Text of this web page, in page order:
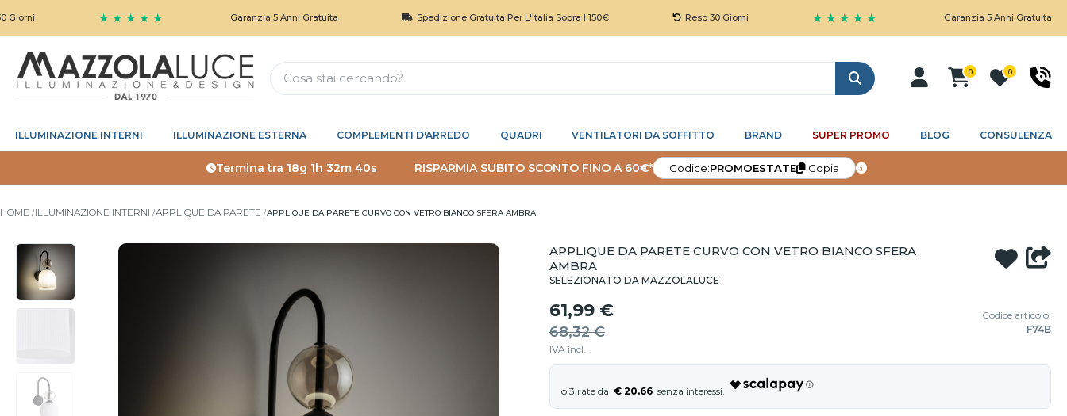
★ ★ ★ ★ ★ Garanzia 5 Anni Gratuita Spedizione Gratuita Per L'Italia Sopra I 150€ Reso 30 Giorni ★ ★ ★ ★ ★ Garanzia 5 Anni Gratuita
Cerca
0 0
ILLUMINAZIONE INTERNI ILLUMINAZIONE ESTERNA COMPLEMENTI D'ARREDO QUADRI VENTILATORI DA SOFFITTO BRAND SUPER PROMO BLOG CONSULENZA
Termina tra 18g 1h 32m 40s RISPARMIA SUBITO SCONTO FINO A 60€* Codice:PROMOESTATE Copia
HOME ILLUMINAZIONE INTERNI APPLIQUE DA PARETE APPLIQUE DA PARETE CURVO CON VETRO BIANCO SFERA AMBRA
APPLIQUE DA PARETE CURVO CON VETRO BIANCO SFERA
AMBRA
SELEZIONATO DA MAZZOLALUCE
61,99 €
68,32 €
IVA incl.
Codice articolo:
F74B
€ 20.66